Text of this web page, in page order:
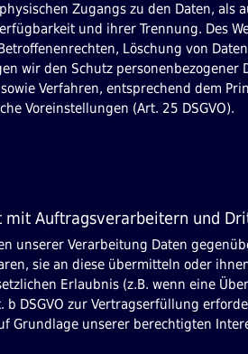
Zugangs zu den Daten, als
und ihrer Trennung. Des
Löschung von
wir den Schutz
Verfahren, entsprechend dem
Voreinstellungen (Art. 25 DSGVO).
mit Auftragsverarbeitern und
unserer Verarbeitung Daten
sie an diese übermitteln oder
Erlaubnis (z.B. wenn eine
b DSGVO zur Vertragserfüllung
Grundlage unserer berechtigten